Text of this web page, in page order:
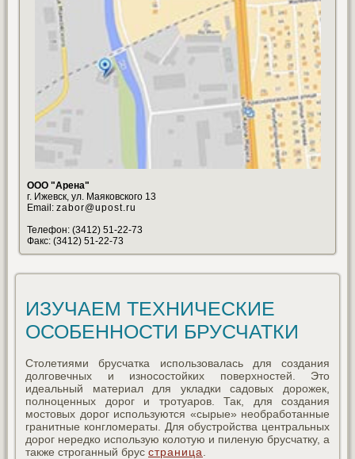
ООО "Арена"
г. Ижевск, ул. Маяковского 13
Email: zabor@upost.ru
Телефон: (3412) 51-22-73
Факс: (3412) 51-22-73
ИЗУЧАЕМ ТЕХНИЧЕСКИЕ
ОСОБЕННОСТИ БРУСЧАТКИ
Столетиями брусчатка использовалась для создания
долговечных и износостойких поверхностей. Это
идеальный материал для укладки садовых дорожек,
полноценных дорог и тротуаров. Так, для создания
мостовых дорог используются «сырые» необработанные
гранитные конгломераты. Для обустройства центральных
дорог нередко использую колотую и пиленую брусчатку, а
также строганный брус страница